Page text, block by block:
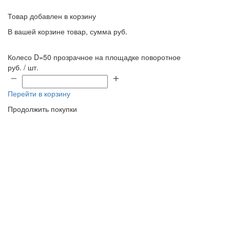
Товар добавлен в корзину
В вашей корзине товар, сумма руб.
Колесо D=50 прозрачное на площадке поворотное
руб. / шт.
Перейти в корзину
Продолжить покупки